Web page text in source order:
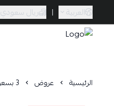
العربية | ريال سعودي
الرئيسية عروض 3 بسعر 59 ريال